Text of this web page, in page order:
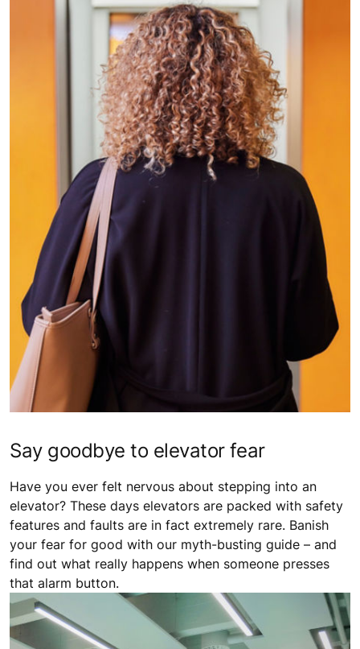
Say goodbye to elevator fear
Have you ever felt nervous about stepping into an
elevator? These days elevators are packed with safety
features and faults are in fact extremely rare. Banish
your fear for good with our myth-busting guide – and
find out what really happens when someone presses
that alarm button.